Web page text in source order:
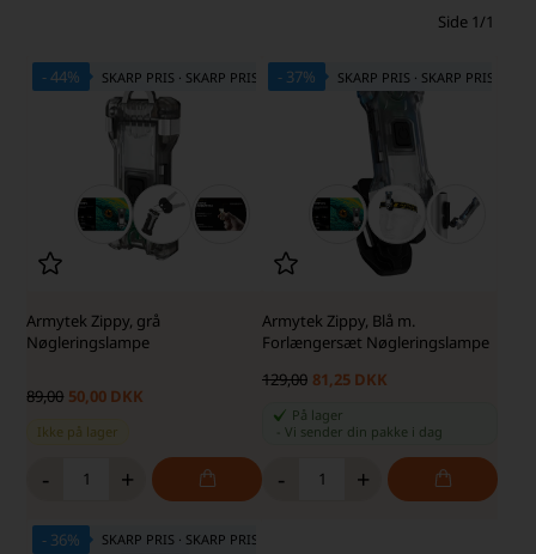
Side 1/1
- 44% SKARP PRIS · SKARP PRIS
Armytek Zippy, grå
Nøgleringslampe
89,00 50,00 DKK
Ikke på lager
- +
- 37% SKARP PRIS · SKARP PRIS
Armytek Zippy, Blå m.
Forlængersæt Nøgleringslampe
129,00 81,25 DKK
På lager
Vi sender din pakke i dag
- +
- 36% SKARP PRIS · SKARP PRIS